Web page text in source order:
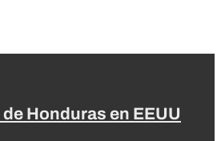
Honduras en EEUU